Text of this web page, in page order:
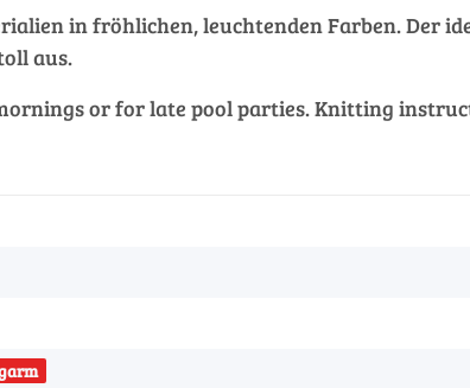
in fröhlichen, leuchtenden Farben. Der
aus.
or for late pool parties. Knitting